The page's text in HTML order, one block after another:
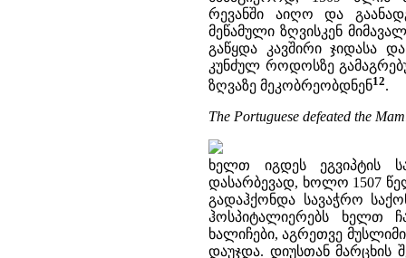
რევანში აიღო და
მეწამული ზღვისკენ
გაწყდა კავშირი ჯიდასა
კუნძულ როდოსზე
ზღვაზე მეკობრეობდნენ12.
The Portuguese defeated the
ხელთ იგდეს ეგვიპტის
დასარბევად, ხოლო 1507
გადაჰქონდა სავაჭრო
ჰოსპიტალიერებს ხელთ
ხალიჩები, აგრეთვე
დაუჯდა. დიუსთან